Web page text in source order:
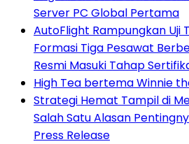
Server PC Global Pertama
AutoFlight Rampungkan Uji
Formasi Tiga Pesawat
Resmi Masuki Tahap
High Tea bertema Winnie
Strategi Hemat Tampil di
Salah Satu Alasan
Press Release